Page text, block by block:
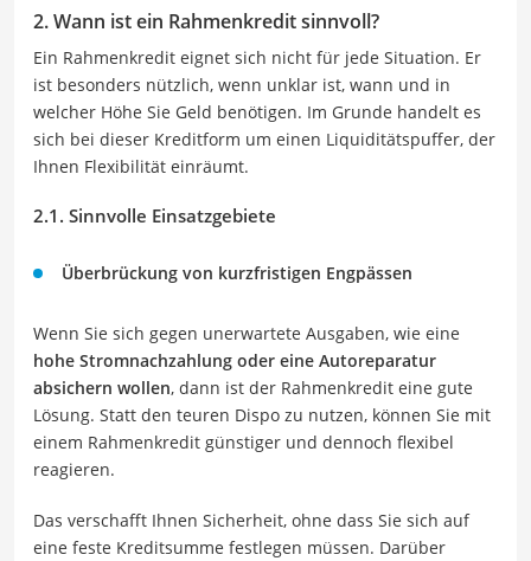
2. Wann ist ein Rahmenkredit sinnvoll?
Ein Rahmenkredit eignet sich nicht für jede Situation. Er
ist besonders nützlich, wenn unklar ist, wann und in
welcher Höhe Sie Geld benötigen. Im Grunde handelt es
sich bei dieser Kreditform um einen Liquiditätspuffer, der
Ihnen Flexibilität einräumt.
2.1. Sinnvolle Einsatzgebiete
Überbrückung von kurzfristigen Engpässen
Wenn Sie sich gegen unerwartete Ausgaben, wie eine
hohe Stromnachzahlung oder eine Autoreparatur
absichern wollen, dann ist der Rahmenkredit eine gute
Lösung. Statt den teuren Dispo zu nutzen, können Sie mit
einem Rahmenkredit günstiger und dennoch flexibel
reagieren.
Das verschafft Ihnen Sicherheit, ohne dass Sie sich auf
eine feste Kreditsumme festlegen müssen. Darüber